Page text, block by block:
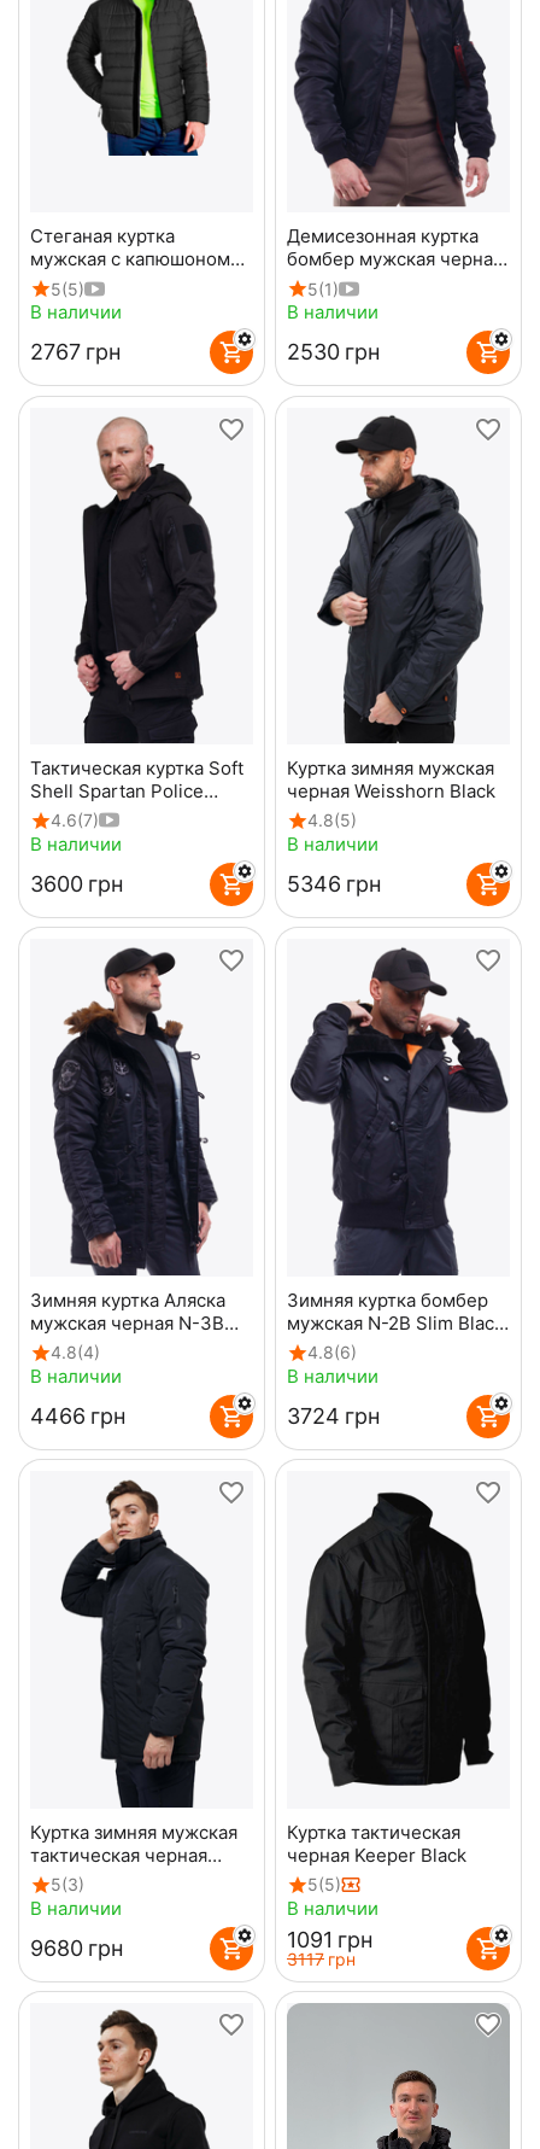
Стеганая куртка
мужская с капюшоном
Maximus Black черная
5(5)
В наличии
‍2767‍ грн
Демисезонная куртка
бомбер мужская черная
5(1)
В наличии
‍2530‍ грн
Тактическая куртка Soft
Shell Spartan Police
Black черная с
капюшоном
4.6(7)
В наличии
‍3600‍ грн
Куртка зимняя мужская
черная Weisshorn Black
4.8(5)
В наличии
‍5346‍ грн
Зимняя куртка Аляска
мужская черная N-3B
Top Gun Black
4.8(4)
В наличии
‍4466‍ грн
Зимняя куртка бомбер
мужская N-2B Slim Black
черная
4.8(6)
В наличии
‍3724‍ грн
Куртка зимняя мужская
тактическая черная
Mont Blanc Gen3 Black
5(3)
В наличии
‍9680‍ грн
Куртка тактическая
черная Keeper Black
5(5)
В наличии
‍1091‍ грн
‍3117‍ грн